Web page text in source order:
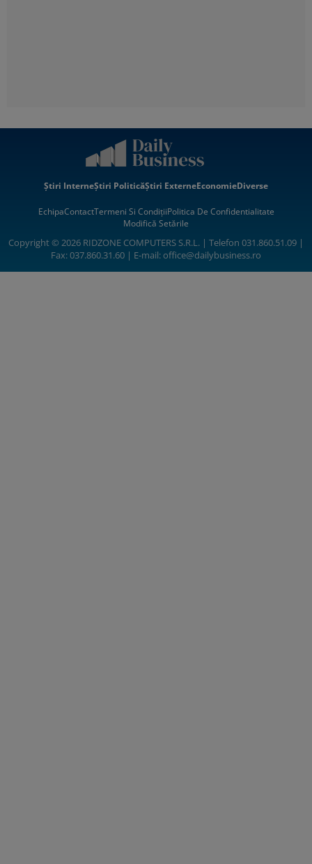
Știri InterneȘtiri PoliticăȘtiri ExterneEconomieDiverse
EchipaContactTermeni Si CondițiiPolitica De Confidentialitate
Modifică Setările
Copyright © 2026 RIDZONE COMPUTERS S.R.L. | Telefon 031.860.51.09 |
Fax: 037.860.31.60 | E-mail:office@dailybusiness.ro